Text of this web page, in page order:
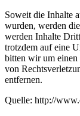
Soweit die Inhalte
wurden, werden
werden Inhalte
trotzdem auf eine
bitten wir um einen
von
entfernen.
Quelle: http://